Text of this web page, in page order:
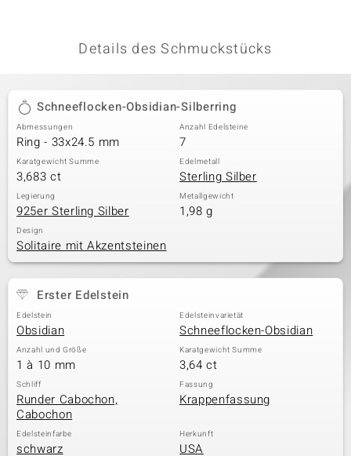
Details des Schmuckstücks
Schneeflocken-Obsidian-Silberring
Abmessungen
Ring - 33x24.5 mm
Anzahl Edelsteine
7
Karatgewicht Summe
3,683 ct
Edelmetall
Sterling Silber
Legierung
925er Sterling Silber
Metallgewicht
1,98 g
Design
Solitaire mit Akzentsteinen
Erster Edelstein
Edelstein
Obsidian
Edelsteinvarietät
Schneeflocken-Obsidian
Anzahl und Größe
1 à 10 mm
Karatgewicht Summe
3,64 ct
Schliff
Runder Cabochon,
Cabochon
Fassung
Krappenfassung
Edelsteinfarbe
schwarz
Herkunft
USA